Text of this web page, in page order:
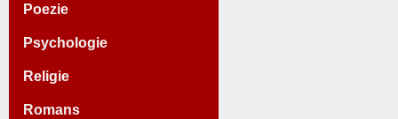
Poezie
Psychologie
Religie
Romans